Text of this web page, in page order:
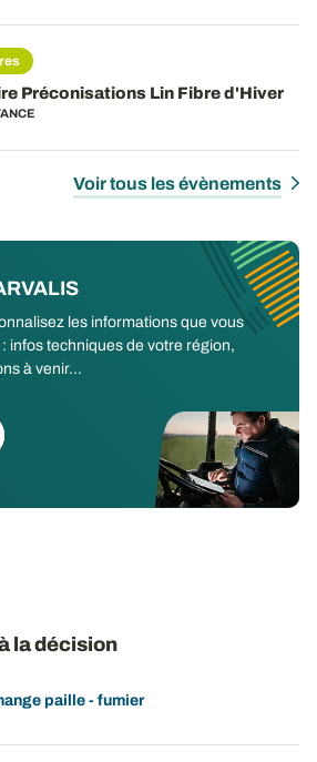
Préconisations Lin Fibre d'Hiver
Voir tous les évènements
les informations que vous
infos techniques de votre région,
à venir...
la décision
paille - fumier